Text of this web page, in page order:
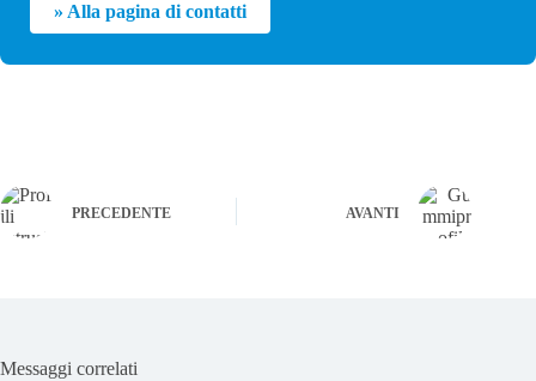
» Alla pagina di contatti
PRECEDENTE AVANTI
Messaggi correlati